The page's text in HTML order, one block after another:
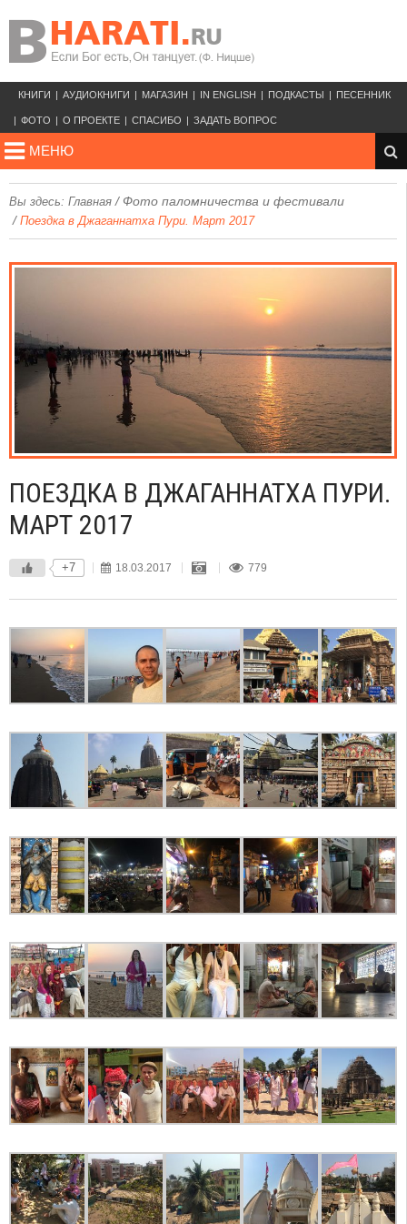
КНИГИ АУДИОКНИГИ МАГАЗИН IN ENGLISH ПОДКАСТЫ ПЕСЕННИК
ФОТО О ПРОЕКТЕ СПАСИБО ЗАДАТЬ ВОПРОС
МЕНЮ
Вы здесь: Главная / Фото паломничества и фестивали
/ Поездка в Джаганнатха Пури. Март 2017
ПОЕЗДКА В ДЖАГАННАТХА ПУРИ.
МАРТ 2017
+7 18.03.2017 779